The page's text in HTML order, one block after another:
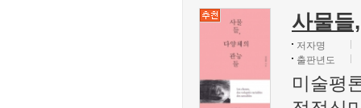
사물들
저자명
출판년도
미술평